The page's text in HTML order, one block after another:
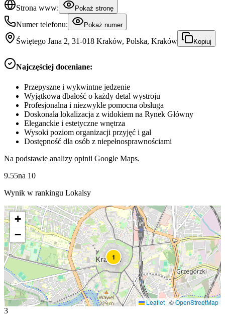
Strona www:
Pokaż stronę
Numer telefonu: Pokaż numer
Świętego Jana 2, 31-018 Kraków, Polska, Kraków Kopiuj
Najczęściej doceniane:
Przepyszne i wykwintne jedzenie
Wyjątkowa dbałość o każdy detal wystroju
Profesjonalna i niezwykle pomocna obsługa
Doskonała lokalizacja z widokiem na Rynek Główny
Eleganckie i estetyczne wnętrza
Wysoki poziom organizacji przyjęć i gal
Dostępność dla osób z niepełnosprawnościami
Na podstawie analizy opinii Google Maps.
9.55na 10
Wynik w rankingu Lokalsy
1
+
−
Leaflet |©OpenStreetMap
3